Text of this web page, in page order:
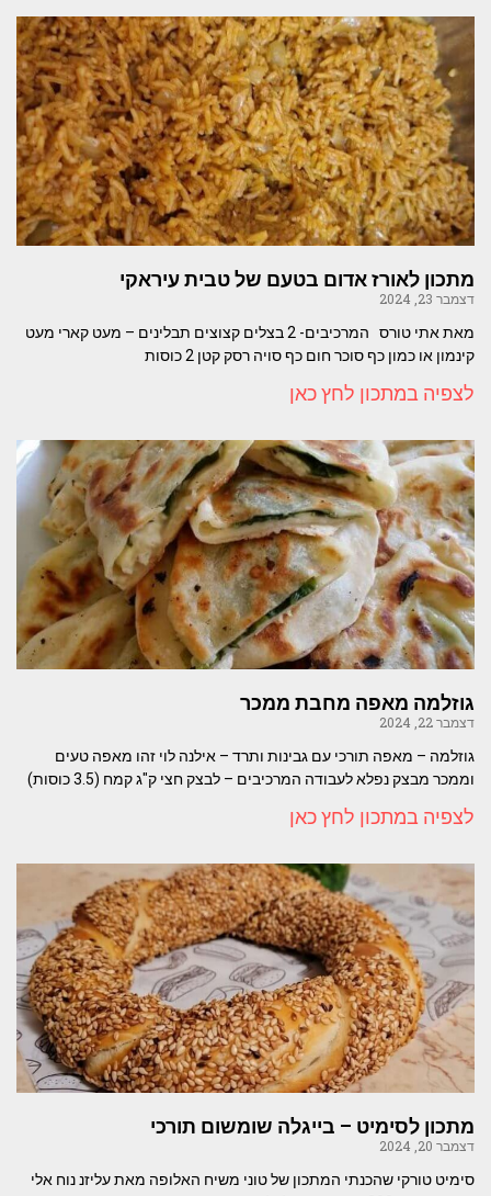
מתכון לאורז אדום בטעם של טבית עיראקי
דצמבר 23, 2024
מאת אתי טורס המרכיבים- 2 בצלים קצוצים תבלינים – מעט קארי מעט
קינמון או כמון כף סוכר חום כף סויה רסק קטן 2 כוסות
לצפיה במתכון לחץ כאן
גוזלמה מאפה מחבת ממכר
דצמבר 22, 2024
גוזלמה – מאפה תורכי עם גבינות ותרד – אילנה לוי זהו מאפה טעים
וממכר מבצק נפלא לעבודה המרכיבים – לבצק חצי ק"ג קמח (3.5 כוסות)
לצפיה במתכון לחץ כאן
מתכון לסימיט – בייגלה שומשום תורכי
דצמבר 20, 2024
סימיט טורקי שהכנתי המתכון של טוני משיח האלופה מאת עליזנ נוח אלי